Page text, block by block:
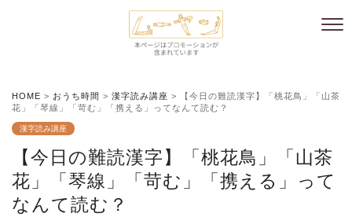
HOME > おうち時間 > 漢字読み講座 >
【今日の難読漢字】「桃花鳥」「山茶
花」「琴線」「苛む」「携える」ってなんて読む？
漢字読み講座
【今日の難読漢字】「桃花鳥」「山茶
花」「琴線」「苛む」「携える」って
なんて読む？